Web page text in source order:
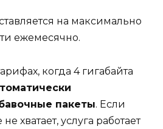
на максимально
ежемесячно.
когда 4 гигабайта
пакеты. Если
хватает, услуга работает